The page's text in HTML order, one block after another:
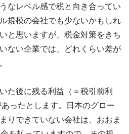
なレベル感で税と向き合ってい
規模の会社でも少ないかもしれ
と思いますが、税金対策をきち
ない企業では、どれくらい差が
た後に残る利益（＝税引前利
ったとします。日本のグロー
りできていない会社は、おおま